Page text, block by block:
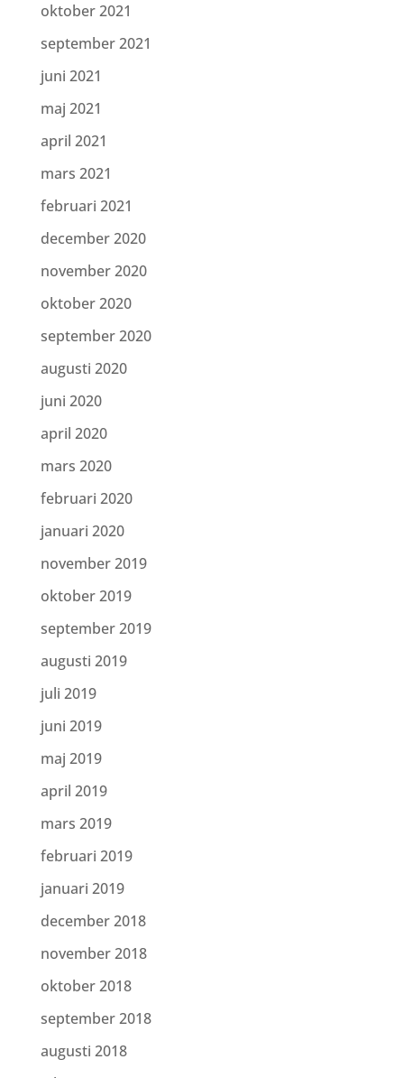
oktober 2021
september 2021
juni 2021
maj 2021
april 2021
mars 2021
februari 2021
december 2020
november 2020
oktober 2020
september 2020
augusti 2020
juni 2020
april 2020
mars 2020
februari 2020
januari 2020
november 2019
oktober 2019
september 2019
augusti 2019
juli 2019
juni 2019
maj 2019
april 2019
mars 2019
februari 2019
januari 2019
december 2018
november 2018
oktober 2018
september 2018
augusti 2018